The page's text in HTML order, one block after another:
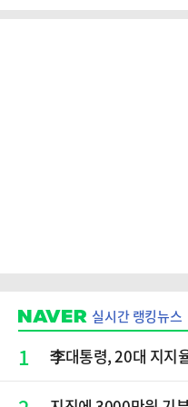
실시간 랭킹뉴스
1 李대통령, 20대 지지